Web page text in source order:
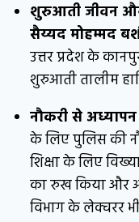
शुरुआती जीवन और
सैय्यद मोहम्मद
उत्तर प्रदेश के
शुरुआती तालीम
नौकरी से
के लिए पुलिस की
शिक्षा के लिए
का रुख किया और
विभाग के लेक्चरर